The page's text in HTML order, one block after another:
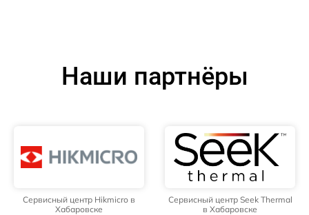
Наши партнёры
Сервисный центр Hikmicro в
Хабаровске
Сервисный центр Seek Thermal
в Хабаровске